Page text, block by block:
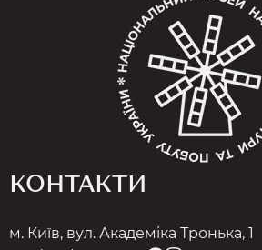
КОНТАКТИ
м. Київ, вул. Академіка Тронька, 1